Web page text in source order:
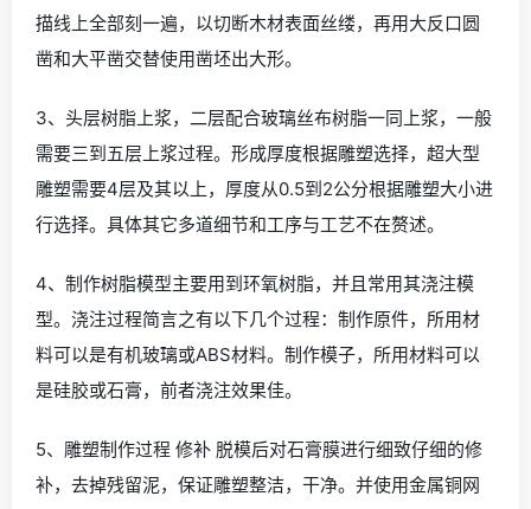
描线上全部刻一遍，以切断木材表面丝缕，再用大反口圆
凿和大平凿交替使用凿坯出大形。
3、头层树脂上浆，二层配合玻璃丝布树脂一同上浆，一般
需要三到五层上浆过程。形成厚度根据雕塑选择，超大型
雕塑需要4层及其以上，厚度从0.5到2公分根据雕塑大小进
行选择。具体其它多道细节和工序与工艺不在赘述。
4、制作树脂模型主要用到环氧树脂，并且常用其浇注模
型。浇注过程简言之有以下几个过程：制作原件，所用材
料可以是有机玻璃或ABS材料。制作模子，所用材料可以
是硅胶或石膏，前者浇注效果佳。
5、雕塑制作过程 修补 脱模后对石膏膜进行细致仔细的修
补，去掉残留泥，保证雕塑整洁，干净。并使用金属铜网